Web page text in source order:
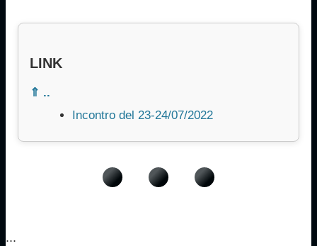
LINK
⇑ ..
Incontro del 23-24/07/2022
...